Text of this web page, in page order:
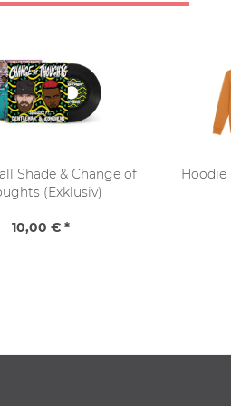
Shade & Change of
(Exklusiv)
10,00 € *
Hoodie